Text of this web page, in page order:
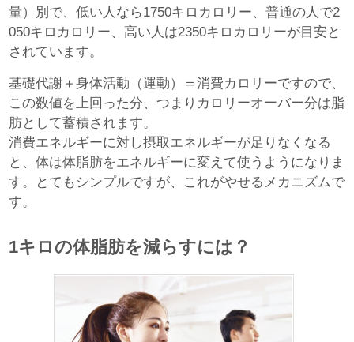
量）別で、低い人なら1750キロカロリー、普通の人で2
050キロカロリー、高い人は2350キロカロリーが目安と
されています。
基礎代謝＋身体活動（運動）＝消費カロリーですので、
この数値を上回った分、つまりカロリーオーバー分は脂
肪として蓄積されます。
消費エネルギーに対し摂取エネルギーが足りなくなる
と、体は体脂肪をエネルギーに変えて使うようになりま
す。とてもシンプルですが、これがやせるメカニズムで
す。
1キロの体脂肪を減らすには？